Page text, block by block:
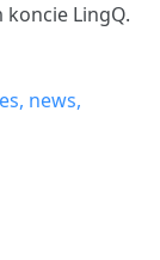
LingQ.